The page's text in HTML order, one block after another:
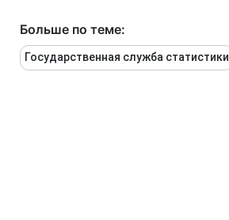
Больше по теме:
Государственная служба статистики